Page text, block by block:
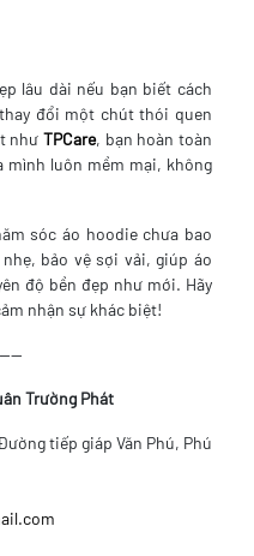
lâu dài nếu bạn biết cách
đổi một chút thói quen
nhưTPCare, bạn hoàn toàn
mình luôn mềm mại, không
sóc áo hoodie chưa bao
bảo vệ sợi vải, giúp áo
độ bền đẹp như mới. Hãy
nhận sự khác biệt!
Trường Phát
tiếp giáp Văn Phú, Phú